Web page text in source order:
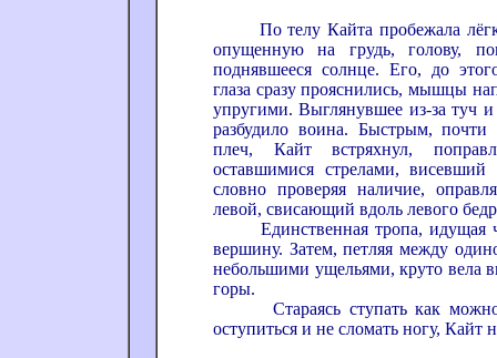
По телу Кайта пробежала
опущенную на грудь, голову,
поднявшееся солнце. Его, до
глаза сразу прояснились, мышцы
упругими. Выглянувшее из-за туч и
разбудило воина. Быстрым,
плеч, Кайт встряхнул,
оставшимися стрелами, висевший
словно проверяя наличие,
левой, свисающий вдоль левого
Единственная тропа, идущая
вершину. Затем, петляя между
небольшими ущельями, круто вела
горы.
Стараясь ступать как можно
оступиться и не сломать ногу, Кайт